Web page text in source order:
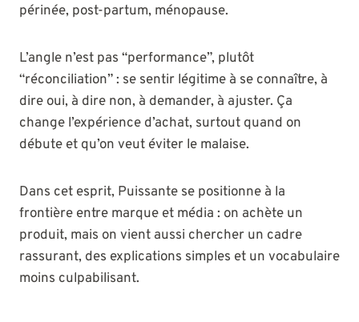
périnée, post-partum, ménopause.
L’angle n’est pas “performance”, plutôt
“réconciliation” : se sentir légitime à se connaître, à
dire oui, à dire non, à demander, à ajuster. Ça
change l’expérience d’achat, surtout quand on
débute et qu’on veut éviter le malaise.
Dans cet esprit, Puissante se positionne à la
frontière entre marque et média : on achète un
produit, mais on vient aussi chercher un cadre
rassurant, des explications simples et un vocabulaire
moins culpabilisant.